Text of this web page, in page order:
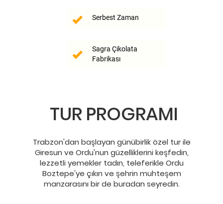
Serbest Zaman
Sagra Çikolata
Fabrikası
TUR PROGRAMI
Trabzon'dan başlayan günübirlik özel tur ile
Giresun ve Ordu'nun güzelliklerini keşfedin,
lezzetli yemekler tadın, teleferikle Ordu
Boztepe'ye çıkın ve şehrin muhteşem
manzarasını bir de buradan seyredin.